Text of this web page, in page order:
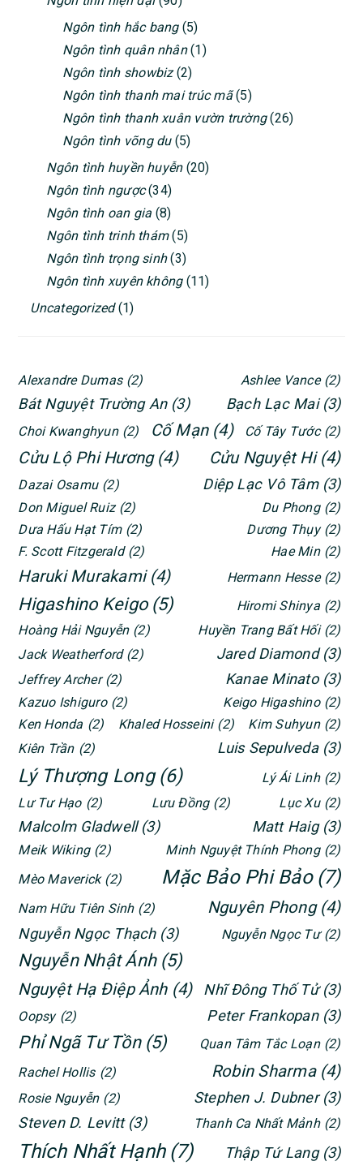
Ngôn tình hắc bang(5)
Ngôn tình quân nhân(1)
Ngôn tình showbiz(2)
Ngôn tình thanh mai trúc mã
Ngôn tình thanh xuân vườn trường
Ngôn tình võng du(5)
Ngôn tình huyền huyễn(20)
Ngôn tình ngược (34)
Ngôn tình oan gia(8)
Ngôn tình trinh thám(5)
Ngôn tình trọng sinh(3)
Ngôn tình xuyên không(11)
Uncategorized(1)
Bát Nguyệt Trường An Bạch Lạc Mai (3)
Choi Kwanghyun (2) Cố Mạn (4) Cố Tây Tước (2)
Cửu Lộ Phi Hương (4) Cửu Nguyệt Hi (4)
Dazai Osamu (2) Diệp Lạc Vô Tâm (3)
Don Miguel Ruiz Du Phong (2)
Dưa Hấu Hạt Tím (2) Dương Thụy (2)
F. Scott Fitzgerald (2) Hae Min (2)
Haruki Murakami Hermann Hesse (2)
Higashino Keigo (5) Hiromi Shinya (2)
Hoàng Hải Nguyễn (2) Huyền Trang Bất Hối (2)
Jack Weatherford (2) Jared Diamond (3)
Jeffrey Archer (2) Kanae Minato (3)
Kazuo Ishiguro (2) Keigo Higashino (2)
Ken Honda (2) Khaled Hosseini (2) Kim Suhyun (2)
Kiên Trần (2) Luis Sepulveda (3)
Lý Thượng Long Lý Ái Linh
(2)
Lư Tư Hạo (2) Lưu Đồng Lục Xu (2)
Malcolm Gladwell (3) Matt Haig (3)
Meik Wiking (2) Minh Nguyệt Thính Phong (2)
Mèo Maverick (2) Mặc Bảo Phi Bảo (7)
Nam Hữu Tiên Sinh Nguyên Phong (4)
Nguyễn Ngọc Thạch Nguyễn Ngọc Tư (2)
Nguyễn Nhật Ánh (5)
Nguyệt Hạ Điệp Ảnh (4)
Oopsy (2) Peter Frankopan (3)
Phỉ Ngã Tư Tồn Quan Tâm Tắc Loạn (2)
Rachel Hollis
(2) Robin Sharma (4)
Rosie Nguyễn (2) Stephen J. Dubner (3)
Steven D. Levitt
Thanh Ca Nhất Mảnh (2)
Thích Nhất Hạnh Thập Tứ Lang (3)
Thục Khách (2) Tony Buổi Sáng (2)